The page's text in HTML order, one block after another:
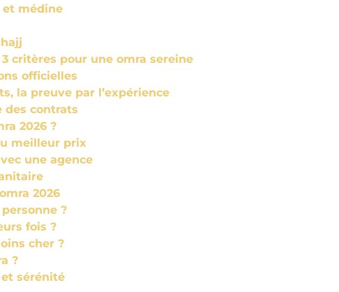
et médine
critères pour une omra sereine
officielles
la preuve par l’expérience
des contrats
2026 ?
meilleur prix
une agence
2026
?
fois ?
cher ?
?
sérénité